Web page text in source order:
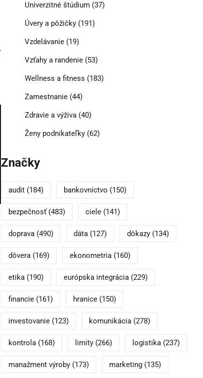
Univerzitné štúdium(37)
Úvery a pôžičky(191)
Vzdelávanie(19)
Vzťahy a randenie(53)
Wellness a fitness (183)
Zamestnanie(44)
Zdravie a výživa(40)
Ženy podnikateľky(62)
Značky
audit(184) bankovníctvo (150)
bezpečnosť(483) ciele(141)
doprava(490) dáta(127) dôkazy(134)
dôvera(169) ekonometria(160)
etika(190) európska integrácia(229)
financie(161) hranice(150)
investovanie(123) komunikácia(278)
kontrola(168) limity(266) logistika(237)
manažment výroby(173) marketing(135)